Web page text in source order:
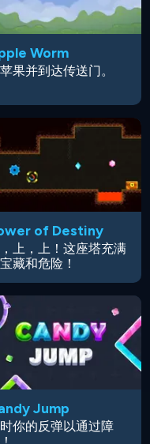
Worm
果并到达传送门。
of Destiny
上，上！这座塔充满
藏和危险！
Jump
你的反弹以通过障